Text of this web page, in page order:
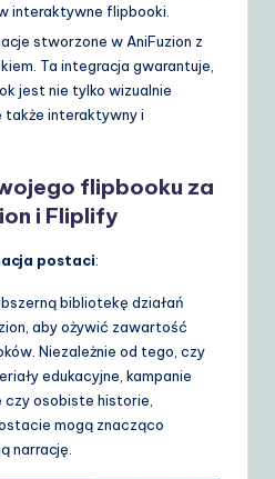
interaktywne flipbooki.
stworzone w AniFuzion z
Ta integracja gwarantuje,
jest nie tylko wizualnie
także interaktywny i
flipbooku za
i Fliplify
postaci:
bibliotekę działań
aby ożywić zawartość
Niezależnie od tego, czy
edukacyjne, kampanie
osobiste historie,
mogą znacząco
narrację.